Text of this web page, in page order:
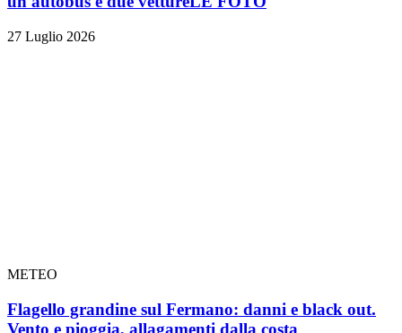
27 Luglio 2026
METEO
Flagello grandine sul Fermano: danni e black out.
Vento e pioggia, allagamenti dalla costa